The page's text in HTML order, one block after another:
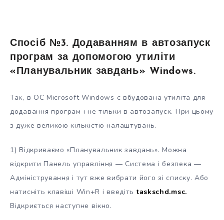
Спосіб №3. Додаванням в автозапуск
програм за допомогою утиліти
«Планувальник завдань» Windows.
Так, в ОС Microsoft Windows є вбудована утиліта для
додавання програм і не тільки в автозапуск. При цьому
з дуже великою кількістю налаштувань.
1) Відкриваємо «Планувальник завдань». Можна
відкрити Панель управління — Система і безпека —
Адміністрування і тут вже вибрати його зі списку. Або
натисніть клавіші Win+R і введітьtaskschd.msc.
Відкриється наступне вікно.